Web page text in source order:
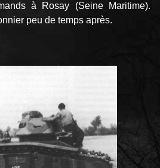
à Rosay (Seine Maritime).
peu de temps après.